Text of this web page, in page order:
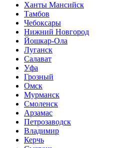
Ханты Мансийск
Тамбов
Чебоксары
Нижний Новгород
Йошкар-Ола
Луганск
Салават
Уфа
Грозный
Омск
Мурманск
Смоленск
Арзамас
Петрозаводск
Владимир
Керчь